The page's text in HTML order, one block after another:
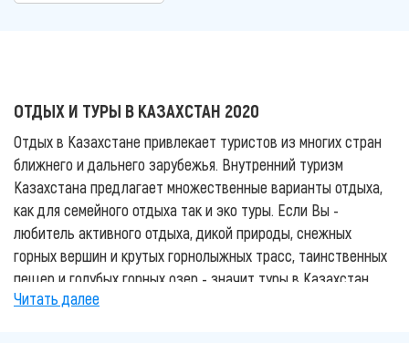
ОТДЫХ И ТУРЫ В КАЗАХСТАН 2020
Отдых в Казахстане привлекает туристов из многих стран
ближнего и дальнего зарубежья. Внутренний туризм
Казахстана предлагает множественные варианты отдыха,
как для семейного отдыха так и эко туры. Если Вы -
любитель активного отдыха, дикой природы, снежных
горных вершин и крутых горнолыжных трасс, таинственных
пещер и голубых горных озер - значит туры в Казахстан
Вас приятно удивят. Этот отдых не только зарядит вас
Читать далее